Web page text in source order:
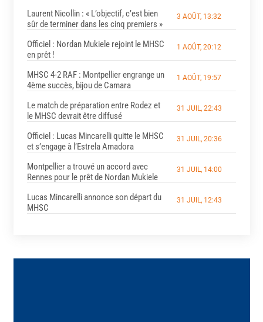
Laurent Nicollin : « L’objectif, c’est bien
sûr de terminer dans les cinq premiers »
3 AOÛT, 13:32
Officiel : Nordan Mukiele rejoint le MHSC
en prêt !
1 AOÛT, 20:12
MHSC 4-2 RAF : Montpellier engrange un
4ème succès, bijou de Camara
1 AOÛT, 19:57
Le match de préparation entre Rodez et
le MHSC devrait être diffusé
31 JUIL, 22:43
Officiel : Lucas Mincarelli quitte le MHSC
et s’engage à l’Estrela Amadora
31 JUIL, 20:36
Montpellier a trouvé un accord avec
Rennes pour le prêt de Nordan Mukiele
31 JUIL, 14:00
Lucas Mincarelli annonce son départ du
MHSC
31 JUIL, 12:43